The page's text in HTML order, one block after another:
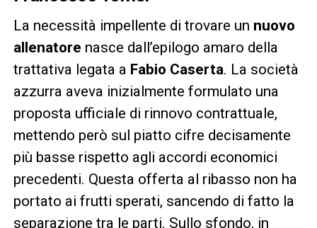
La necessità impellente di trovare un nuovo
allenatore nasce dall’epilogo amaro della
trattativa legata a Fabio Caserta. La società
azzurra aveva inizialmente formulato una
proposta ufficiale di rinnovo contrattuale,
mettendo però sul piatto cifre decisamente
più basse rispetto agli accordi economici
precedenti. Questa offerta al ribasso non ha
portato ai frutti sperati, sancendo di fatto la
separazione tra le parti. Sullo sfondo, in